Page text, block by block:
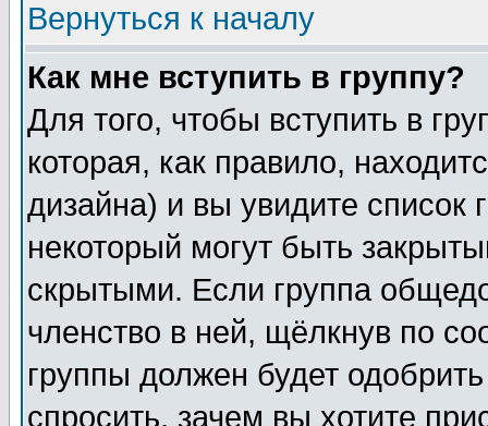
Вернуться к началу
Как мне вступить в группу?
Для того, чтобы вступить в
которая, как правило,
дизайна) и вы увидите список
некоторый могут быть
скрытыми. Если группа
членство в ней, щёлкнув по
группы должен будет
спросить, зачем вы хотите